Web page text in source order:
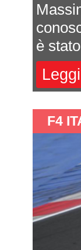
CostaLa
un
dir poco
F4